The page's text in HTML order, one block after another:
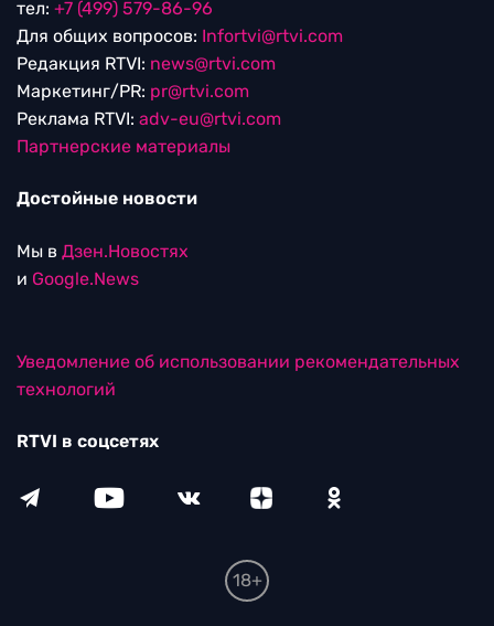
тел: +7 (499) 579-86-96
Для общих вопросов: Infortvi@rtvi.com
Редакция RTVI: news@rtvi.com
Маркетинг/PR: pr@rtvi.com
Реклама RTVI: adv-eu@rtvi.com
Партнерские материалы
Достойные новости
Мы в Дзен.Новостях
и Google.News
Уведомление об использовании рекомендательных
технологий
RTVI в соцсетях
18+